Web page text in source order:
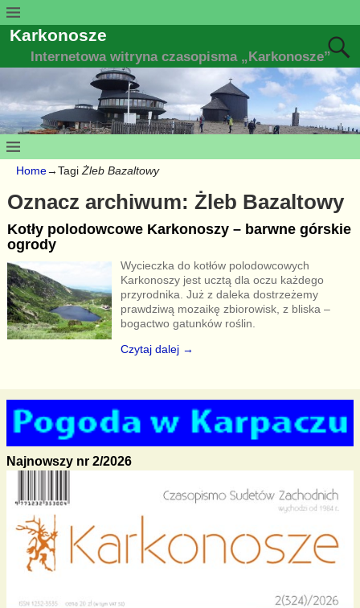
Karkonosze
Internetowa witryna czasopisma „Karkonosze”
Home→Tagi Żleb Bazaltowy
Oznacz archiwum: Żleb Bazaltowy
Kotły polodowcowe Karkonoszy – barwne górskie
ogrody
Wycieczka do kotłów polodowcowych
Karkonoszy jest ucztą dla oczu każdego
przyrodnika. Już z daleka dostrzeżemy
prawdziwą mozaikę zbiorowisk, z bliska –
bogactwo gatunków roślin.
Czytaj dalej →
Najnowszy nr 2/2026